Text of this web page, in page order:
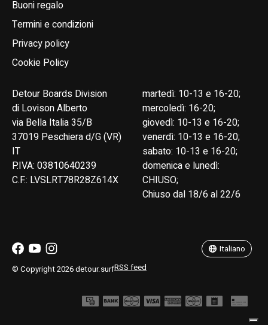
Buoni regalo
Termini e condizioni
Privacy policy
Cookie Policy
Detour Boards Division
di Lovison Alberto
via Bella Italia 35/B
37019 Peschiera d/G (VR)
IT
P.IVA: 03810640239
C.F.: LVSLRT78R28Z614X
martedì: 10-13 e 16-20;
mercoledì: 16-20;
giovedì: 10-13 e 16-20;
venerdì: 10-13 e 16-20;
sabato: 10-13 e 16-20;
domenica e lunedì:
CHIUSO;
Chiuso dal 18/6 al 22/6
© Copyright 2026 detour.surfRSS feed
Italiano
English